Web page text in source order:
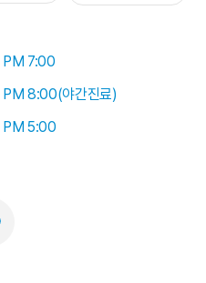
7:00
8:00(야간진료)
5:00